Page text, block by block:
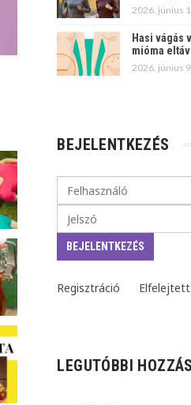
2026. június
Hasi vágás
mióma
2026. június
BEJELENTKEZÉS
Regisztráció
LEGUTÓBBI